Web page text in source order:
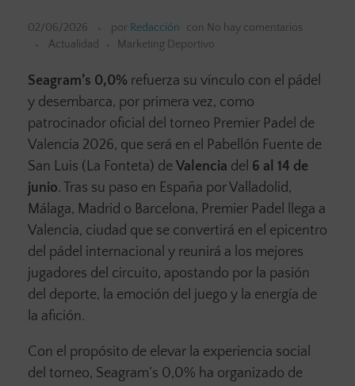
02/06/2026 por Redacción con No hay comentarios
Actualidad
Marketing Deportivo
Seagram’s 0,0% refuerza su vínculo con el pádel
y desembarca, por primera vez, como
patrocinador oficial del torneo Premier Padel de
Valencia 2026, que será en el Pabellón Fuente de
San Luis (La Fonteta) de Valencia del 6 al 14 de
junio. Tras su paso en España por Valladolid,
Málaga, Madrid o Barcelona, Premier Padel llega a
Valencia, ciudad que se convertirá en el epicentro
del pádel internacional y reunirá a los mejores
jugadores del circuito, apostando por la pasión
del deporte, la emoción del juego y la energía de
la afición.
Con el propósito de elevar la experiencia social
del torneo, Seagram’s 0,0% ha organizado de